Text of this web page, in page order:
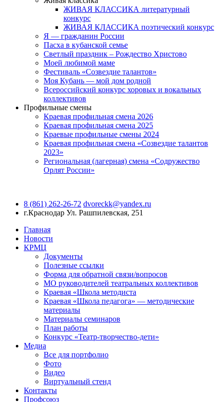
ЖИВАЯ КЛАССИКА литературный
конкурс
ЖИВАЯ КЛАССИКА поэтический конкурс
Я — гражданин России
Пасха в кубанской семье
Светлый праздник – Рождество Христово
Моей любимой маме
Фестиваль «Созвездие талантов»
Моя Кубань — мой дом родной
Всероссийский конкурс хоровых и вокальных
коллективов
Профильные смены
Краевая профильная смена 2026
Краевая профильная смена 2025
Краевые профильные смены 2024
Краевая профильная смена «Созвездие талантов
2023»
Региональная (лагерная) смена «Содружество
Орлят России»
8 (861) 262-26-72 dvoreckk@yandex.ru
г.Краснодар Ул. Рашпилевская, 251
Главная
Новости
КРМЦ
Документы
Полезные ссылки
Форма для обратной связи/вопросов
МО руководителей театральных коллективов
Краевая «Школа методиста
Краевая «Школа педагога» — методические
материалы
Материалы семинаров
План работы
Конкурс «Театр-творчество-дети»
Медиа
Все для портфолио
Фото
Видео
Виртуальный стенд
Контакты
Профсоюз